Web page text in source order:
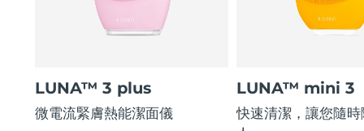
LUNA™ 3 plus
微電流緊膚熱能潔面儀
LUNA™ mini 3
快速清潔，讓您隨